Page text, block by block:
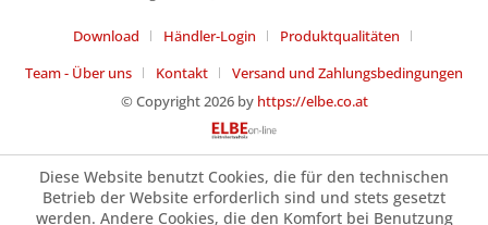
Download Händler-Login
Produktqualitäten
Team - Über uns
Kontakt
Versand und Zahlungsbedingungen
© Copyright 2026 by https://elbe.co.at
Diese Website benutzt Cookies, die für den technischen
Betrieb der Website erforderlich sind und stets gesetzt
werden. Andere Cookies, die den Komfort bei Benutzung